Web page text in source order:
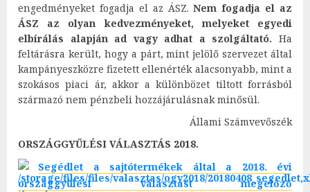
engedményeket fogadja el az ÁSZ.Nem fogadja el az
ÁSZ az olyan kedvezményeket, melyeket egyedi
elbírálás alapján ad vagy adhat a szolgáltató. Ha
feltárásra került, hogy a párt, mint jelölő szervezet által
kampányeszközre fizetett ellenérték alacsonyabb, mint a
szokásos piaci ár, akkor a különbözet tiltott forrásból
származó nem pénzbeli hozzájárulásnak minősül.
Állami Számvevőszék
ORSZÁGGYŰLÉSI VÁLASZTÁS 2018.
Segédlet a sajtótermékek által a 2018. évi
országgyűlési választást megelőző